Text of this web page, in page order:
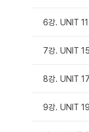
6강. UNIT
7강. UNIT
8강. UNIT
9강. UNIT